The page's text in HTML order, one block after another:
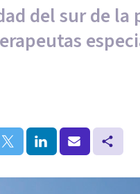
del sur de